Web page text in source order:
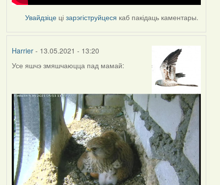
Увайдзіце цізарэгіструйцеся каб пакідаць каментары.
Harrier- 13.05.2021 - 13:20
Усе яшчэ змяшчаюцца пад мамай: